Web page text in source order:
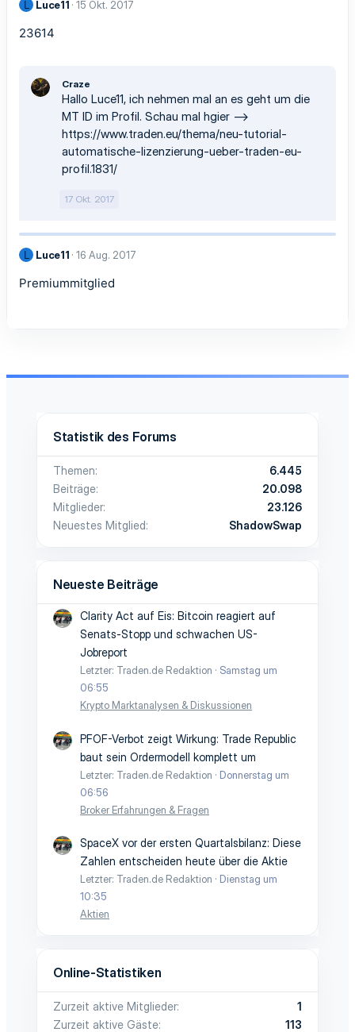
L Luce11 15 Okt. 2017
23614
Craze
Hallo Luce11, ich nehmen mal an es geht um die
MT ID im Profil. Schau mal hgier -->
https://www.traden.eu/thema/neu-tutorial-
automatische-lizenzierung-ueber-traden-eu-
profil.1831/
17 Okt. 2017
L Luce11 16 Aug. 2017
Premiummitglied
Statistik des Forums
Themen
6.445
Beiträge
20.098
Mitglieder
23.126
Neuestes Mitglied
ShadowSwap
Neueste Beiträge
Clarity Act auf Eis: Bitcoin reagiert auf
Senats-Stopp und schwachen US-
Jobreport
Letzter: Traden.de Redaktion
Samstag um
06:55
Krypto Marktanalysen & Diskussionen
PFOF-Verbot zeigt Wirkung: Trade Republic
baut sein Ordermodell komplett um
Letzter: Traden.de Redaktion
Donnerstag um
06:56
Broker Erfahrungen & Fragen
SpaceX vor der ersten Quartalsbilanz: Diese
Zahlen entscheiden heute über die Aktie
Letzter: Traden.de Redaktion
Dienstag um
10:35
Aktien
Online-Statistiken
Zurzeit aktive Mitglieder
1
Zurzeit aktive Gäste
113